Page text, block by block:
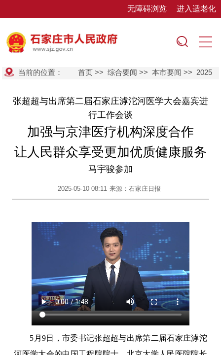
无障碍浏览 进入适老化
当前的位置： 首页 >>综合要闻 >>本市要闻 >> 2025
张超超与出席第二届石家庄滹沱河医学大会嘉宾进
行工作会谈
加强与京津医疗机构深度合作
让人民群众享受更加优质健康服务
马宇骏参加
2025-05-10 08:11 来源：石家庄日报
5月9日，市委书记张超超与出席第二届石家庄滹沱